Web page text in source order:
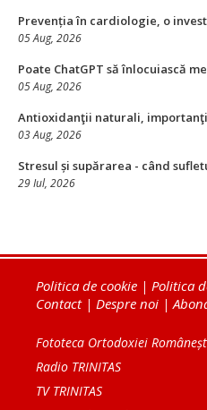
Prevenția în cardiologie, o
05 Aug, 2026
Poate ChatGPT să înlocuiască
05 Aug, 2026
Antioxidanţii naturali,
03 Aug, 2026
Stresul și supărarea - când
29 Iul, 2026
Politica de cookie | Politica
Contact| Despre noi |
Fototeca Ortodoxiei
Radio TRINITAS
TV TRINITAS